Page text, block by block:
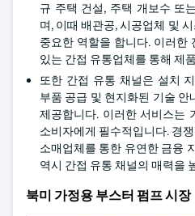
규 주택 건설, 주택 개보수 또
며, 이때 배관공, 시공업체 및
중요한 역할을 합니다. 이러한
있는 간접 유통업체를 통해 제
또한 간접 유통 채널은 설치
부품 공급 및 현지화된 기술
제공합니다. 이러한 서비스는
소비자에게 필수적입니다. 경
소매업체를 통한 유연한 금융
역시 간접 유통 채널의 매력을
북미 가정용 부스터 펌프 시장